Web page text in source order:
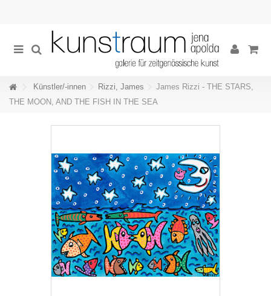
Künstler/-innen Rizzi, James
James Rizzi - THE STARS,
THE MOON, AND THE FISH IN THE SEA